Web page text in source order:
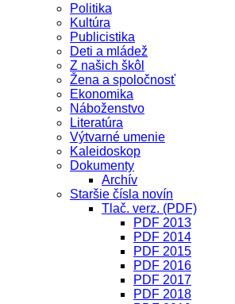
Politika
Kultúra
Publicistika
Deti a mládež
Z našich škôl
Žena a spoločnosť
Ekonomika
Náboženstvo
Literatúra
Výtvarné umenie
Kaleidoskop
Dokumenty
Archív
Staršie čísla novín
Tlač. verz. (PDF)
PDF 2013
PDF 2014
PDF 2015
PDF 2016
PDF 2017
PDF 2018